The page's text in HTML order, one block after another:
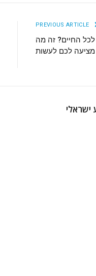
לכל החיים? זה מה
מציעה לכם לעשות